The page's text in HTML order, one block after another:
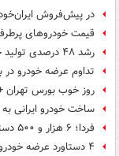
در پیش‌فروش
قیمت خودروهای
رشد ۴۸ درصدی تولید خودرو نسبت به ۹۸
تداوم عرضه خودرو
روز خوب بورس تهران
ساخت خودرو ایرانی به مرز ۱ میلیون
فردا؛ ۶ هزار و ۵۰۰ دستگاه خودرو در بورس کالا عرضه می‌شود
۴ دستاورد عرضه خودرو در بورس